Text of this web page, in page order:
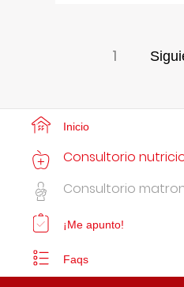
1
Inicio
Consultorio
Consultorio
¡Me apunto!
Faqs